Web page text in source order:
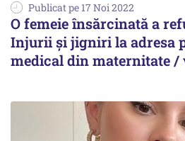
Publicat pe 17 Noi 2022
O femeie însărcinată a
Injurii și jigniri la adresa
medical din maternitate /